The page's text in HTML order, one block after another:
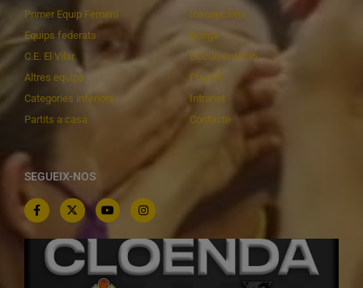
Primer Equip Femení
Equips federats
C.E. El Vilar
Altres equips
Categories inferiors
Partits a casa
Inscripcions
Botiga
Documentació
Playoff
Intranet
Contacte
SEGUEIX-NOS